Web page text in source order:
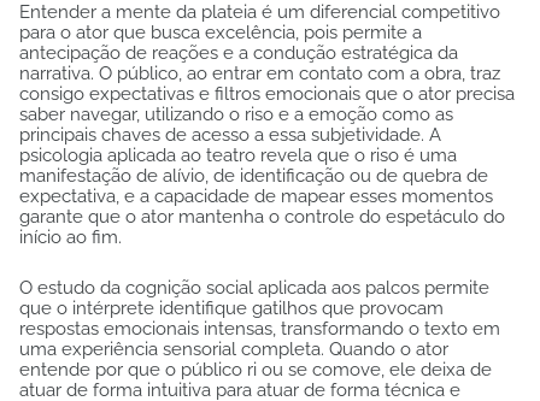
Entender a mente da plateia é um diferencial competitivo
para o ator que busca excelência, pois permite a
antecipação de reações e a condução estratégica da
narrativa. O público, ao entrar em contato com a obra, traz
consigo expectativas e filtros emocionais que o ator precisa
saber navegar, utilizando o riso e a emoção como as
principais chaves de acesso a essa subjetividade. A
psicologia aplicada ao teatro revela que o riso é uma
manifestação de alívio, de identificação ou de quebra de
expectativa, e a capacidade de mapear esses momentos
garante que o ator mantenha o controle do espetáculo do
início ao fim.
O estudo da cognição social aplicada aos palcos permite
que o intérprete identifique gatilhos que provocam
respostas emocionais intensas, transformando o texto em
uma experiência sensorial completa. Quando o ator
entende por que o público ri ou se comove, ele deixa de
atuar de forma intuitiva para atuar de forma técnica e